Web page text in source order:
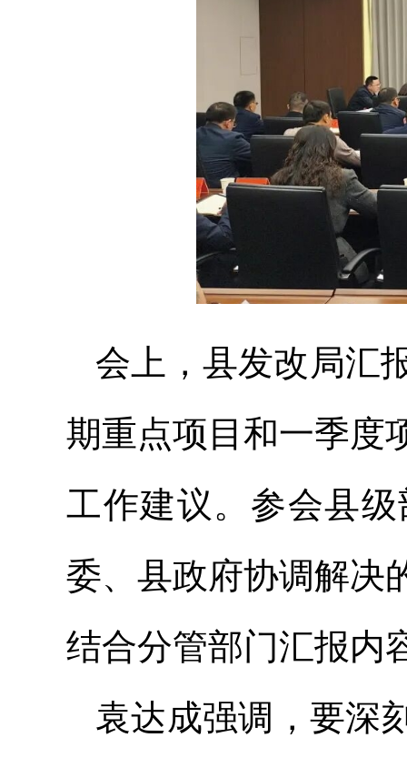
会上，县发改局汇
期重点项目和一季度
工作建议。参会县
委、县政府协调解决
结合分管部门汇报内
袁达成强调，要深